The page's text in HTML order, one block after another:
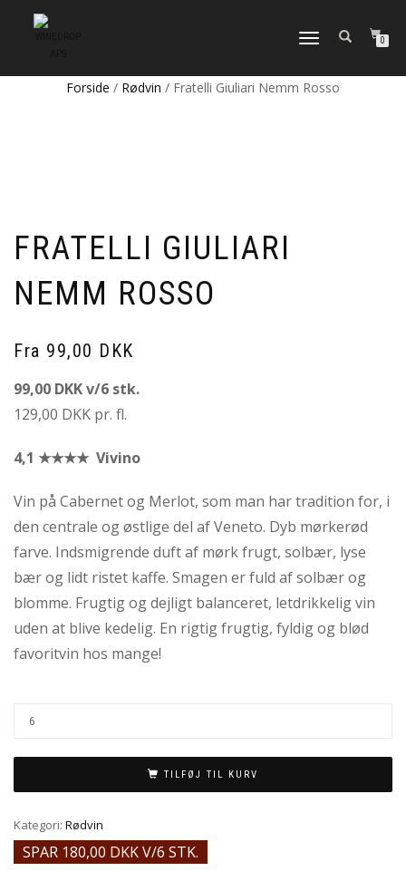
FLIP
0
Forside / Rødvin / Fratelli Giuliari Nemm Rosso
FRATELLI GIULIARI
NEMM ROSSO
Fra 99,00 DKK
99,00 DKK v/6 stk.
129,00 DKK pr. fl.
4,1 ★★★★ Vivino
Vin på Cabernet og Merlot, som man har tradition for, i
den centrale og østlige del af Veneto. Dyb mørkerød
farve. Indsmigrende duft af mørk frugt, solbær, lyse
bær og lidt ristet kaffe. Smagen er fuld af solbær og
blomme. Frugtig og dejligt balanceret, letdrikkelig vin
uden at blive kedelig. En rigtig frugtig, fyldig og blød
favoritvin hos mange!
TILFØJ TIL KURV
Kategori: Rødvin
SPAR 180,00 DKK V/6 STK.